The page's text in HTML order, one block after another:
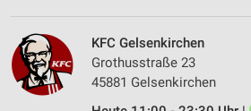
KFC Gelsenkirchen
Grothusstraße 23
45881 Gelsenkirchen